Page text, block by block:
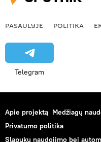
PASAULYJE POLITIKA
Telegram
Apie projektą Medžiagų
Privatumo politika
Slapukų naudojimo bei